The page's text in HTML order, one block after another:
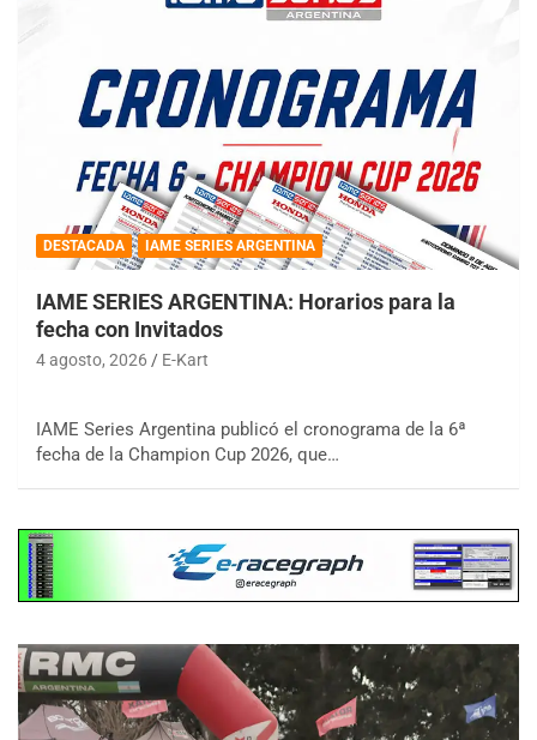
DESTACADA IAME SERIES ARGENTINA
IAME SERIES ARGENTINA: Horarios para la
fecha con Invitados
4 agosto, 2026 E-Kart
IAME Series Argentina publicó el cronograma de la 6ª
fecha de la Champion Cup 2026, que…